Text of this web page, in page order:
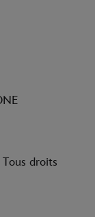
droits